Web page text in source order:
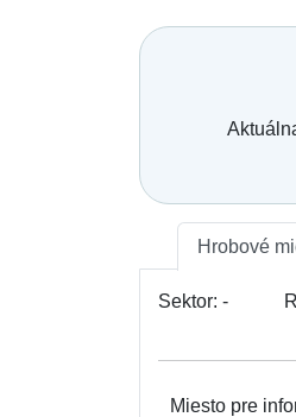
Hrobové
Sektor: -
Miesto pre